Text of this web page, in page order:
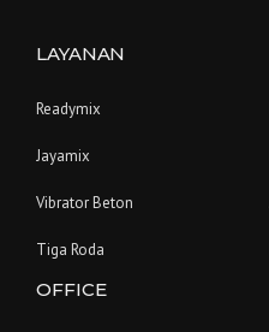
LAYANAN
Readymix
Jayamix
Vibrator Beton
Tiga Roda
OFFICE